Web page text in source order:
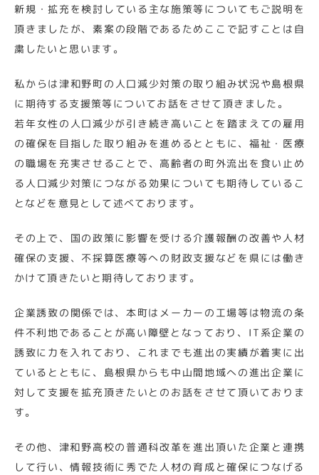
新規・拡充を検討している主な施策等についてもご説明を
頂きましたが、素案の段階であるためここで記すことは自
粛したいと思います。
私からは津和野町の人口減少対策の取り組み状況や島根県
に期待する支援策等についてお話をさせて頂きました。
若年女性の人口減少が引き続き高いことを踏まえての雇用
の確保を目指した取り組みを進めるとともに、福祉・医療
の職場を充実させることで、高齢者の町外流出を食い止め
る人口減少対策につながる効果についても期待しているこ
となどを意見として述べております。
その上で、国の政策に影響を受ける介護報酬の改善や人材
確保の支援、不採算医療等への財政支援などを県には働き
かけて頂きたいと期待しております。
企業誘致の関係では、本町はメーカーの工場等は物流の条
件不利地であることが高い障壁となっており、IT系企業の
誘致に力を入れており、これまでも進出の実績が着実に出
ているとともに、島根県からも中山間地域への進出企業に
対して支援を拡充頂きたいとのお話をさせて頂いておりま
す。
その他、津和野高校の普通科改革を進出頂いた企業と連携
して行い、情報技術に秀でた人材の育成と確保につなげる